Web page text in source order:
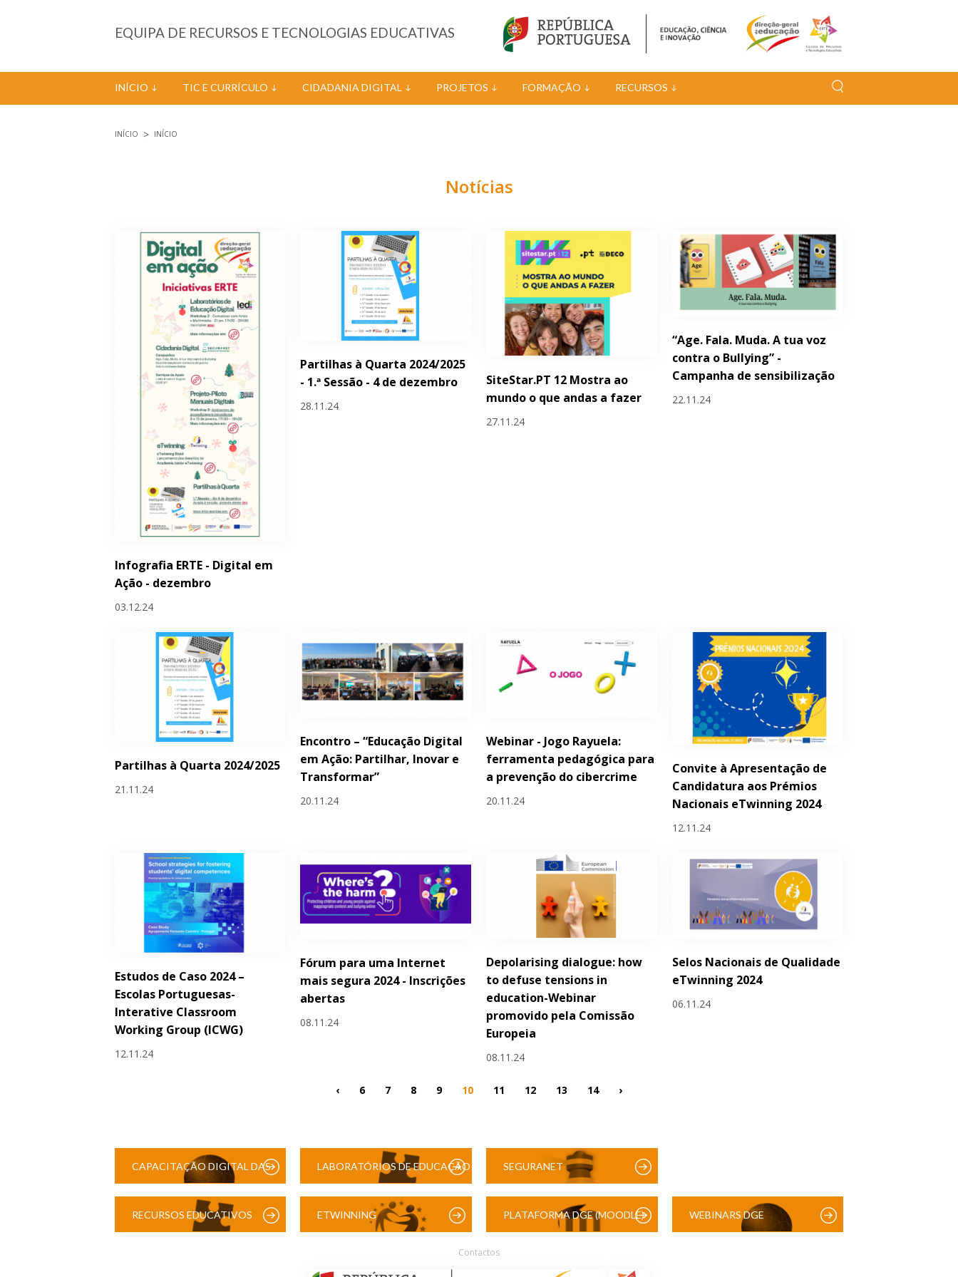
EQUIPA DE RECURSOS E TECNOLOGIAS EDUCATIVAS
INÍCIO TIC E CURRÍCULO CIDADANIA DIGITAL PROJETOS FORMAÇÃO RECURSOS
INÍCIO INÍCIO
Notícias
Infografia ERTE - Digital em
Ação - dezembro
03.12.24
Partilhas à Quarta 2024/2025
- 1.ª Sessão - 4 de dezembro
28.11.24
SiteStar.PT 12 Mostra ao
mundo o que andas a fazer
27.11.24
“Age. Fala. Muda. A tua voz
contra o Bullying” -
Campanha de sensibilização
22.11.24
Partilhas à Quarta 2024/2025
21.11.24
Encontro – “Educação Digital
em Ação: Partilhar, Inovar e
Transformar”
20.11.24
Webinar - Jogo Rayuela:
ferramenta pedagógica para
a prevenção do cibercrime
20.11.24
Convite à Apresentação de
Candidatura aos Prémios
Nacionais eTwinning 2024
12.11.24
Estudos de Caso 2024 –
Escolas Portuguesas-
Interative Classroom
Working Group (ICWG)
12.11.24
Fórum para uma Internet
mais segura 2024 - Inscrições
abertas
08.11.24
Depolarising dialogue: how
to defuse tensions in
education-Webinar
promovido pela Comissão
Europeia
08.11.24
Selos Nacionais de Qualidade
eTwinning 2024
06.11.24
Páginas
‹ 6 7 8 9 10 11 12 13 14 ›
CAPACITAÇÃO DIGITAL DAS LABORATÓRIOS DE EDUCAÇÃO SEGURANET
RECURSOS EDUCATIVOS ETWINNING PLATAFORMA DGE (MOODLE) WEBINARS DGE
Contactos